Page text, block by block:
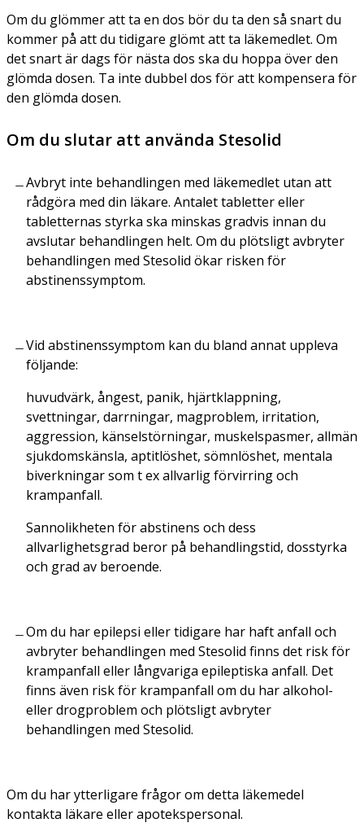
Om du glömmer att ta en dos bör du ta den så snart du
kommer på att du tidigare glömt att ta läkemedlet. Om
det snart är dags för nästa dos ska du hoppa över den
glömda dosen. Ta inte dubbel dos för att kompensera för
den glömda dosen.
Om du slutar att använda Stesolid
Avbryt inte behandlingen med läkemedlet utan att
rådgöra med din läkare. Antalet tabletter eller
tabletternas styrka ska minskas gradvis innan du
avslutar behandlingen helt. Om du plötsligt avbryter
behandlingen med Stesolid ökar risken för
abstinenssymptom.
Vid abstinenssymptom kan du bland annat uppleva
följande:
huvudvärk, ångest, panik, hjärtklappning,
svettningar, darrningar, magproblem, irritation,
aggression, känselstörningar, muskelspasmer, allmän
sjukdomskänsla, aptitlöshet, sömnlöshet, mentala
biverkningar som t ex allvarlig förvirring och
krampanfall.
Sannolikheten för abstinens och dess
allvarlighetsgrad beror på behandlingstid, dosstyrka
och grad av beroende.
Om du har epilepsi eller tidigare har haft anfall och
avbryter behandlingen med Stesolid finns det risk för
krampanfall eller långvariga epileptiska anfall. Det
finns även risk för krampanfall om du har alkohol-
eller drogproblem och plötsligt avbryter
behandlingen med Stesolid.
Om du har ytterligare frågor om detta läkemedel
kontakta läkare eller apotekspersonal.